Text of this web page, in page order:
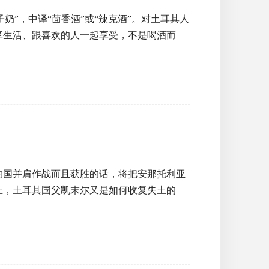
”，中译“茴香酒”或“辣克酒”。对土耳其人
活、跟喜欢的人一起享受，不是喝酒而
并肩作战而且获胜的话，将把安那托利亚
土耳其国父凯末尔又是如何收复失土的